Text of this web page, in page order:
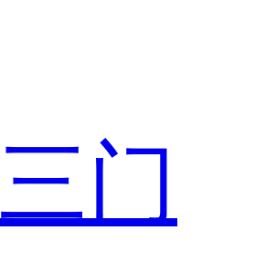
三门